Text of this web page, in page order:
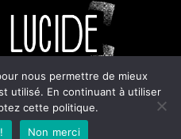
nous permettre de mieux
utilisé. En continuant à utiliser
cette politique.
Non merci
Tout droits réservés.